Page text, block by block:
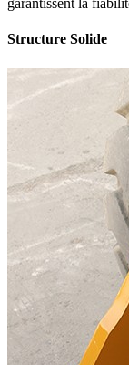
garantissent la
Structure Solide